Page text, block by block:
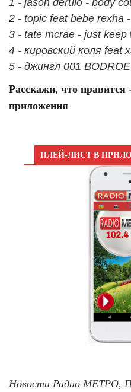
2 - topic feat bebe rexha
3 - tate mcrae - just keep
4 - кировский коля
5 - джингл 001
Расскажи, что
приложения
ПЛЕЙ-ЛИСТ В
Новости Радио МЕТРО,